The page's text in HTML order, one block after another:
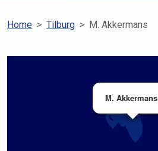
Home Tilburg M. Akkermans
M. Akkermans